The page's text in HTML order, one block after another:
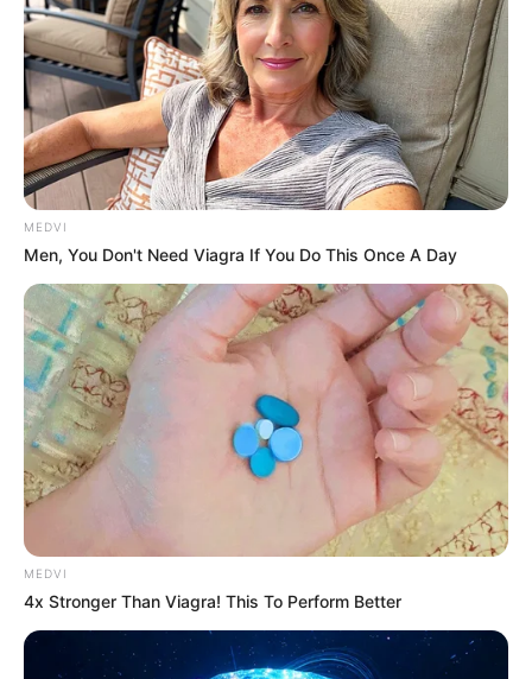
Magnetic Floating Bed: All That Luxury For Mere $1.6
Mil?
BRAINBERRIES
Feeling Tired? Here's The Trick To Perform Better
MEDVI
MEDVI
Men, You Don't Need Viagra If You Do This Once A Day
MEDVI
4x Stronger Than Viagra! This To Perform Better